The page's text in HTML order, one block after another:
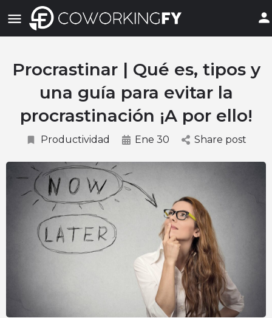
Procrastinar | Qué es, tipos y
una guía para evitar la
procrastinación ¡A por ello!
Productividad Ene 30 Share post